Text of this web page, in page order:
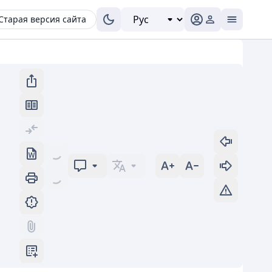
версия сайта